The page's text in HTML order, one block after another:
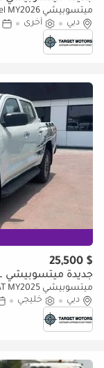
ميتسوبيشي L200 GL Mitsubishi L200 2.4L diesel MY2026
دبي
أخرى
$ 25,500
جديدة ميتسوبيشي L200 GL
ميتسوبيشي L200 GL Mitsubishi L200 GLX 2.4L Diesel AT MY2025
دبي
خليجي